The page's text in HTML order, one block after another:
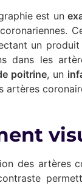
est un
un produit
dans les
poitrine, un
artères
des artères